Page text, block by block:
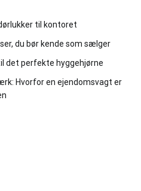
til kontoret
du bør kende som sælger
det perfekte hyggehjørne
Hvorfor en ejendomsvagt er